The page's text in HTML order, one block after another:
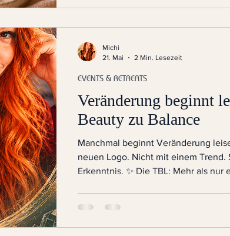
Veränderung beginnt
Beauty zu Balance
Manchmal beginnt Veränderung
neuen Logo. Nicht mit einem Trend.
Erkenntnis. ✨ Die TBL: Mehr als nur
uns eines: Viele kamen nicht nur
nur wegen Nägeln, Wimpern oder
EVENTS & RETREATS
Michi
21. Mai
2 Min. Lesezeit